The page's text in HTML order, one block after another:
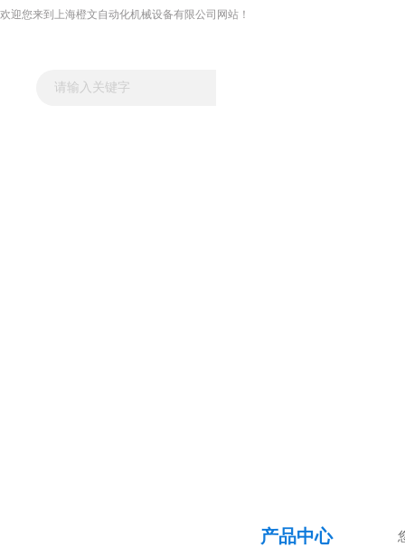
欢迎您来到上海橙文自动化机械设备有限公司网站！
产品中心